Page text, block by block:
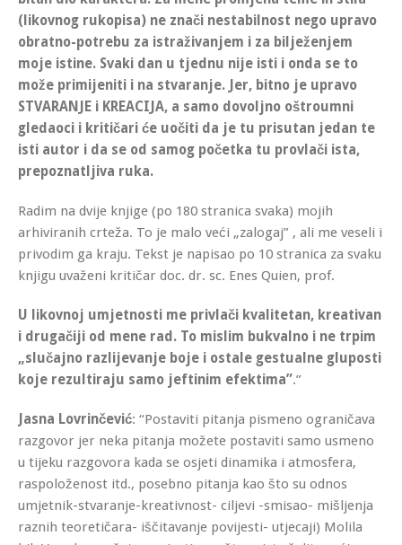
(likovnog rukopisa) ne znači nestabilnost nego upravo
obratno-potrebu za istraživanjem i za bilježenjem
moje istine. Svaki dan u tjednu nije isti i onda se to
može primijeniti i na stvaranje. Jer, bitno je upravo
STVARANJE i KREACIJA, a samo dovoljno oštroumni
gledaoci i kritičari će uočiti da je tu prisutan jedan te
isti autor i da se od samog početka tu provlači ista,
prepoznatljiva ruka.
Radim na dvije knjige (po 180 stranica svaka) mojih
arhiviranih crteža. To je malo veći „zalogaj” , ali me veseli i
privodim ga kraju. Tekst je napisao po 10 stranica za svaku
knjigu uvaženi kritičar doc. dr. sc. Enes Quien, prof.
U likovnoj umjetnosti me privlači kvalitetan, kreativan
i drugačiji od mene rad. To mislim bukvalno i ne trpim
„slučajno razlijevanje boje i ostale gestualne gluposti
koje rezultiraju samo jeftinim efektima”.”
Jasna Lovrinčević: “Postaviti pitanja pismeno ograničava
razgovor jer neka pitanja možete postaviti samo usmeno
u tijeku razgovora kada se osjeti dinamika i atmosfera,
raspoloženost itd., posebno pitanja kao što su odnos
umjetnik-stvaranje-kreativnost- ciljevi -smisao- mišljenja
raznih teoretičara- iščitavanje povijesti- utjecaji) Molila